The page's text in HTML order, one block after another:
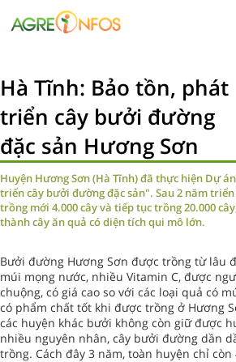
Hà Tĩnh: Bảo tồn, phát
triển cây bưởi đường
đặc sản Hương Sơn
Huyện Hương Sơn (Hà Tĩnh) đã thực hiện Dự
triển cây bưởi đường đặc sản". Sau 2 năm
trồng mới 4.000 cây và tiếp tục trồng 20.000
thành cây ăn quả có diện tích qui mô lớn.
Bưởi đường Hương Sơn được trồng từ lâu
múi mọng nước, nhiều Vitamin C, được
chuộng, có giá cao so với các loại quả có
có phẩm chất tốt khi được trồng ở Hương
các huyện khác bưởi không còn giữ được
nhiều nguyên nhân, cây bưởi đường dần
trồng. Cách đây 3 năm, toàn huyện chỉ còn